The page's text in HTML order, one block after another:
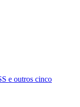
e outros cinco